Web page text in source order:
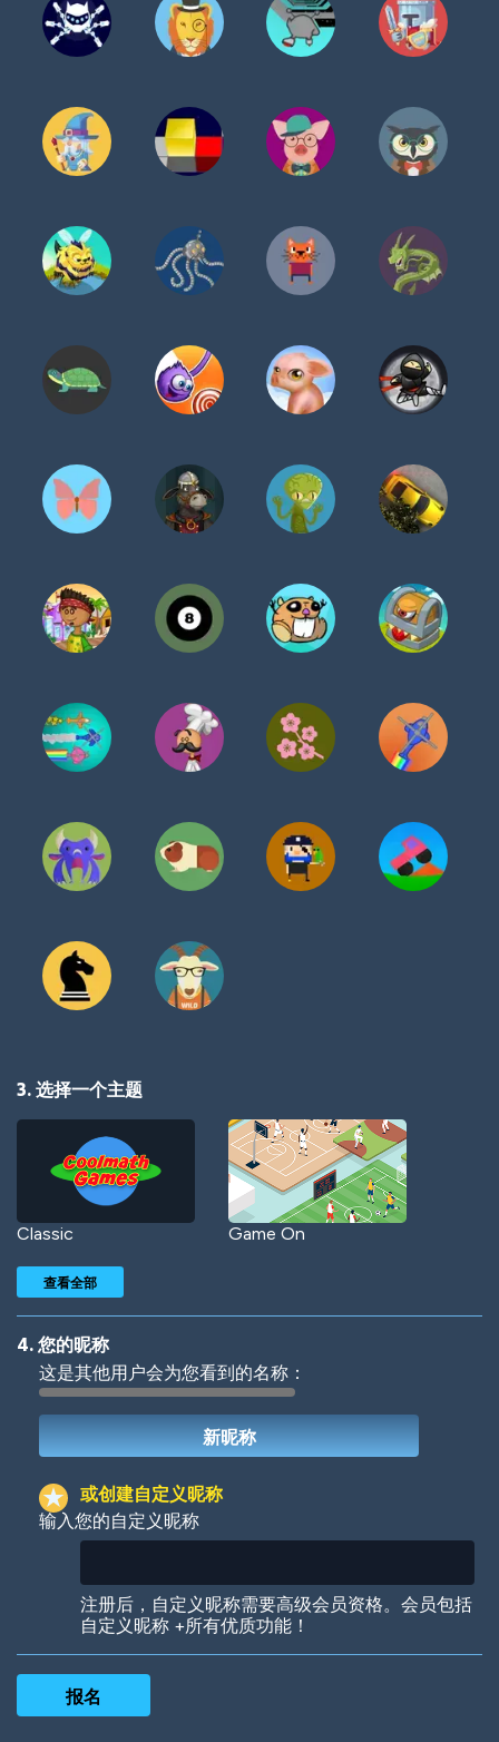
3. 选择一个主题
Classic Game On
Woof Jungle Cats
查看全部
4. 您的昵称
这是其他用户会为您看到的名称：
或创建自定义昵称
输入您的自定义昵称
注册后，自定义昵称需要高级会员资格。会员包括
自定义昵称 +所有优质功能！